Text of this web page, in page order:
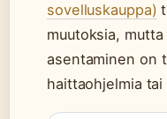
sovelluskauppa)
muutoksia,
asentaminen on
haittaohjelmia